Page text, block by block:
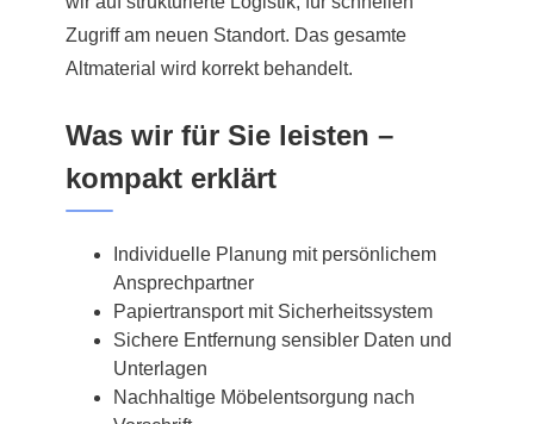
Zugriff am neuen Standort. Das gesamte
Altmaterial wird korrekt behandelt.
Was wir für Sie leisten –
kompakt erklärt
Individuelle Planung mit persönlichem
Ansprechpartner
Papiertransport mit Sicherheitssystem
Sichere Entfernung sensibler Daten und
Unterlagen
Nachhaltige Möbelentsorgung nach